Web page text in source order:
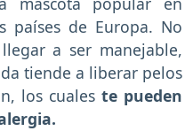
países de Europa. No
a ser manejable,
tiende a liberar pelos
los cuales te pueden